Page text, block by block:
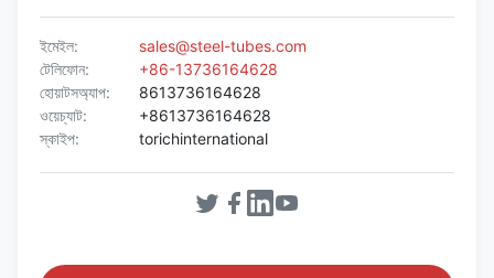
ইমেইল:
sales@steel-tubes.com
টেলিফোন:
+86-13736164628
হোয়াটসঅ্যাপ:
8613736164628
ওয়েচ্যাট:
+8613736164628
স্কাইপ:
torichinternational